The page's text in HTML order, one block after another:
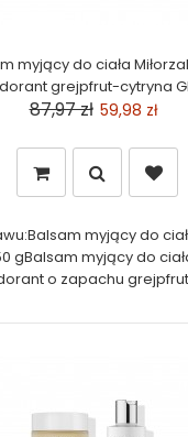
myjący do ciała
grejpfrut-cytryna
87,97 zł 59,98 zł
myjący do
gBalsam myjący do
o zapachu